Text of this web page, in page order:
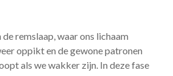
remslaap, waar ons lichaam
oppikt en de gewone patronen
als we wakker zijn. In deze fase